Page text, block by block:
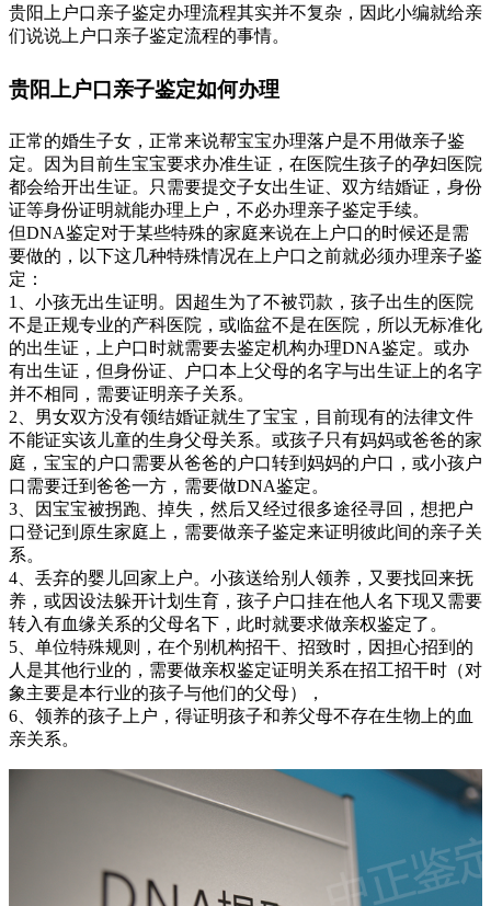
贵阳上户口亲子鉴定办理流程其实并不复杂，因此小编就给亲
们说说上户口亲子鉴定流程的事情。
贵阳上户口亲子鉴定如何办理
正常的婚生子女，正常来说帮宝宝办理落户是不用做亲子鉴
定。因为目前生宝宝要求办准生证，在医院生孩子的孕妇医院
都会给开出生证。只需要提交子女出生证、双方结婚证，身份
证等身份证明就能办理上户，不必办理亲子鉴定手续。
但DNA鉴定对于某些特殊的家庭来说在上户口的时候还是需
要做的，以下这几种特殊情况在上户口之前就必须办理亲子鉴
定：
1、小孩无出生证明。因超生为了不被罚款，孩子出生的医院
不是正规专业的产科医院，或临盆不是在医院，所以无标准化
的出生证，上户口时就需要去鉴定机构办理DNA鉴定。或办
有出生证，但身份证、户口本上父母的名字与出生证上的名字
并不相同，需要证明亲子关系。
2、男女双方没有领结婚证就生了宝宝，目前现有的法律文件
不能证实该儿童的生身父母关系。或孩子只有妈妈或爸爸的家
庭，宝宝的户口需要从爸爸的户口转到妈妈的户口，或小孩户
口需要迁到爸爸一方，需要做DNA鉴定。
3、因宝宝被拐跑、掉失，然后又经过很多途径寻回，想把户
口登记到原生家庭上，需要做亲子鉴定来证明彼此间的亲子关
系。
4、丢弃的婴儿回家上户。小孩送给别人领养，又要找回来抚
养，或因设法躲开计划生育，孩子户口挂在他人名下现又需要
转入有血缘关系的父母名下，此时就要求做亲权鉴定了。
5、单位特殊规则，在个别机构招干、招致时，因担心招到的
人是其他行业的，需要做亲权鉴定证明关系在招工招干时（对
象主要是本行业的孩子与他们的父母），
6、领养的孩子上户，得证明孩子和养父母不存在生物上的血
亲关系。